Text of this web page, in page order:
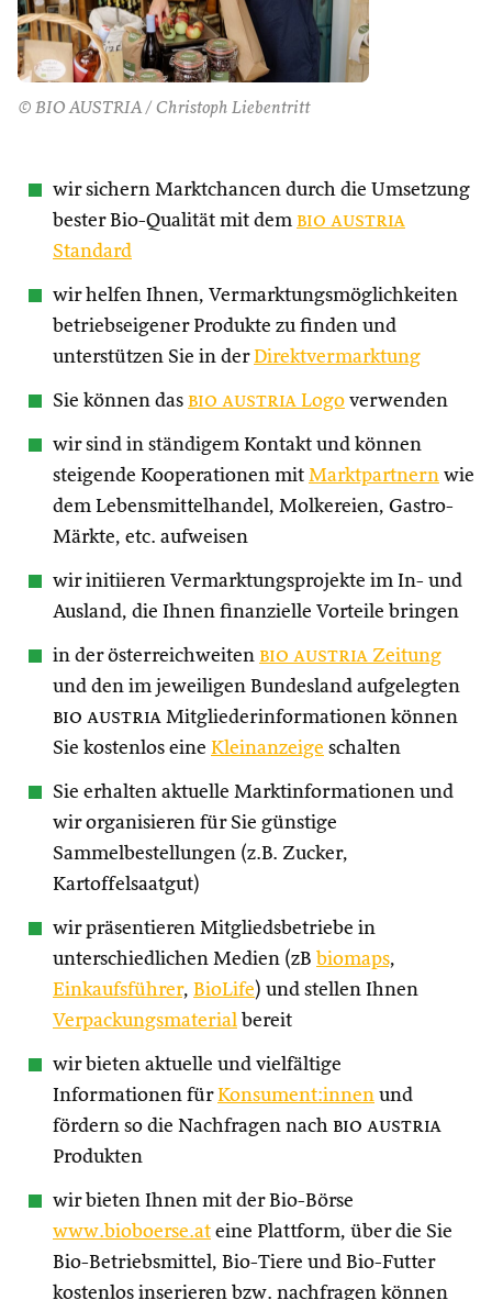
© BIO AUSTRIA / Christoph Liebentritt
wir sichern Marktchancen durch die Umsetzung
bester Bio-Qualität mit dem bio austria
Standard
wir helfen Ihnen, Vermarktungsmöglichkeiten
betriebseigener Produkte zu finden und
unterstützen Sie in derDirektvermarktung
Sie können das bio austria Logo verwenden
wir sind in ständigem Kontakt und können
steigende Kooperationen mit Marktpartnern wie
dem Lebensmittelhandel, Molkereien, Gastro-
Märkte, etc. aufweisen
wir initiieren Vermarktungsprojekte im In- und
Ausland, die Ihnen finanzielle Vorteile bringen
in der österreichweiten bio austria Zeitung
und den im jeweiligen Bundesland aufgelegten
bio austria Mitgliederinformationen können
Sie kostenlos eine Kleinanzeige schalten
Sie erhalten aktuelle Marktinformationen und
wir organisieren für Sie günstige
Sammelbestellungen (z.B. Zucker,
Kartoffelsaatgut)
wir präsentieren Mitgliedsbetriebe in
unterschiedlichen Medien (zB biomaps,
Einkaufsführer, BioLife) und stellen Ihnen
Verpackungsmaterial bereit
wir bieten aktuelle und vielfältige
Informationen fürKonsument:innen und
fördern so die Nachfragen nach bio austria
Produkten
wir bieten Ihnen mit der Bio-Börse
www.bioboerse.at eine Plattform, über die Sie
Bio-Betriebsmittel, Bio-Tiere und Bio-Futter
kostenlos inserieren bzw. nachfragen können